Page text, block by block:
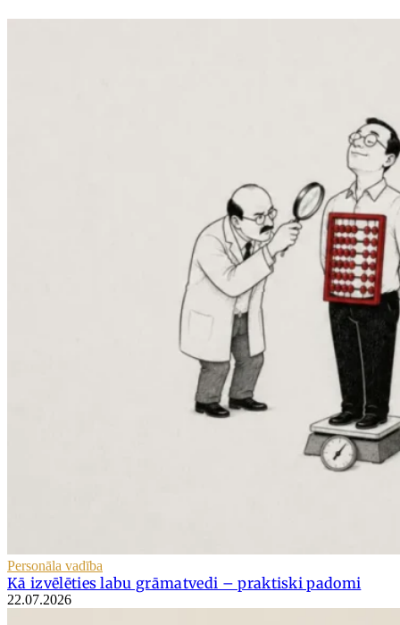
Personāla vadība
Kā izvēlēties labu grāmatvedi – praktiski padomi
22.07.2026